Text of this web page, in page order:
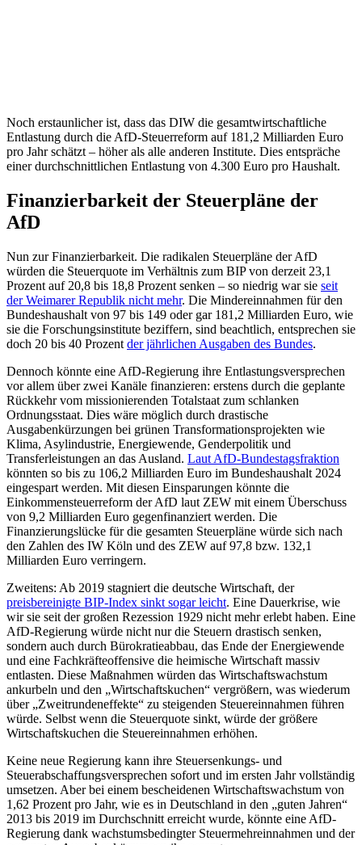
Noch erstaunlicher ist, dass das DIW die gesamtwirtschaftliche
Entlastung durch die AfD-Steuerreform auf 181,2 Milliarden Euro
pro Jahr schätzt – höher als alle anderen Institute. Dies entspräche
einer durchschnittlichen Entlastung von 4.300 Euro pro Haushalt.
Finanzierbarkeit der Steuerpläne der
AfD
Nun zur Finanzierbarkeit. Die radikalen Steuerpläne der AfD
würden die Steuerquote im Verhältnis zum BIP von derzeit 23,1
Prozent auf 20,8 bis 18,8 Prozent senken – so niedrig war sie seit
der Weimarer Republik nicht mehr. Die Mindereinnahmen für den
Bundeshaushalt von 97 bis 149 oder gar 181,2 Milliarden Euro, wie
sie die Forschungsinstitute beziffern, sind beachtlich, entsprechen sie
doch 20 bis 40 Prozent der jährlichen Ausgaben des Bundes.
Dennoch könnte eine AfD-Regierung ihre Entlastungsversprechen
vor allem über zwei Kanäle finanzieren: erstens durch die geplante
Rückkehr vom missionierenden Totalstaat zum schlanken
Ordnungsstaat. Dies wäre möglich durch drastische
Ausgabenkürzungen bei grünen Transformationsprojekten wie
Klima, Asylindustrie, Energiewende, Genderpolitik und
Transferleistungen an das Ausland. Laut AfD-Bundestagsfraktion
könnten so bis zu 106,2 Milliarden Euro im Bundeshaushalt 2024
eingespart werden. Mit diesen Einsparungen könnte die
Einkommensteuerreform der AfD laut ZEW mit einem Überschuss
von 9,2 Milliarden Euro gegenfinanziert werden. Die
Finanzierungslücke für die gesamten Steuerpläne würde sich nach
den Zahlen des IW Köln und des ZEW auf 97,8 bzw. 132,1
Milliarden Euro verringern.
Zweitens: Ab 2019 stagniert die deutsche Wirtschaft, der
preisbereinigte BIP-Index sinkt sogar leicht. Eine Dauerkrise, wie
wir sie seit der großen Rezession 1929 nicht mehr erlebt haben. Eine
AfD-Regierung würde nicht nur die Steuern drastisch senken,
sondern auch durch Bürokratieabbau, das Ende der Energiewende
und eine Fachkräfteoffensive die heimische Wirtschaft massiv
entlasten. Diese Maßnahmen würden das Wirtschaftswachstum
ankurbeln und den „Wirtschaftskuchen“ vergrößern, was wiederum
über „Zweitrundeneffekte“ zu steigenden Steuereinnahmen führen
würde. Selbst wenn die Steuerquote sinkt, würde der größere
Wirtschaftskuchen die Steuereinnahmen erhöhen.
Keine neue Regierung kann ihre Steuersenkungs- und
Steuerabschaffungsversprechen sofort und im ersten Jahr vollständig
umsetzen. Aber bei einem bescheidenen Wirtschaftswachstum von
1,62 Prozent pro Jahr, wie es in Deutschland in den „guten Jahren“
2013 bis 2019 im Durchschnitt erreicht wurde, könnte eine AfD-
Regierung dank wachstumsbedingter Steuermehreinnahmen und der